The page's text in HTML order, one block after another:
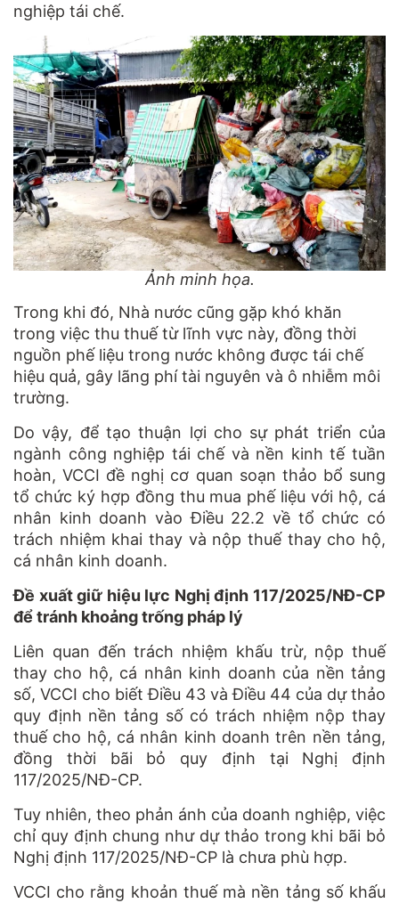
nghiệp tái chế.
Ảnh minh họa.
Trong khi đó, Nhà nước cũng gặp khó khăn
trong việc thu thuế từ lĩnh vực này, đồng thời
nguồn phế liệu trong nước không được tái chế
hiệu quả, gây lãng phí tài nguyên và ô nhiễm môi
trường.
Do vậy, để tạo thuận lợi cho sự phát triển của
ngành công nghiệp tái chế và nền kinh tế tuần
hoàn, VCCI đề nghị cơ quan soạn thảo bổ sung
tổ chức ký hợp đồng thu mua phế liệu với hộ, cá
nhân kinh doanh vào Điều 22.2 về tổ chức có
trách nhiệm khai thay và nộp thuế thay cho hộ,
cá nhân kinh doanh.
Đề xuất giữ hiệu lực Nghị định 117/2025/NĐ-CP
để tránh khoảng trống pháp lý
Liên quan đến trách nhiệm khấu trừ, nộp thuế
thay cho hộ, cá nhân kinh doanh của nền tảng
số, VCCI cho biết Điều 43 và Điều 44 của dự thảo
quy định nền tảng số có trách nhiệm nộp thay
thuế cho hộ, cá nhân kinh doanh trên nền tảng,
đồng thời bãi bỏ quy định tại Nghị định
117/2025/NĐ-CP.
Tuy nhiên, theo phản ánh của doanh nghiệp, việc
chỉ quy định chung như dự thảo trong khi bãi bỏ
Nghị định 117/2025/NĐ-CP là chưa phù hợp.
VCCI cho rằng khoản thuế mà nền tảng số khấu